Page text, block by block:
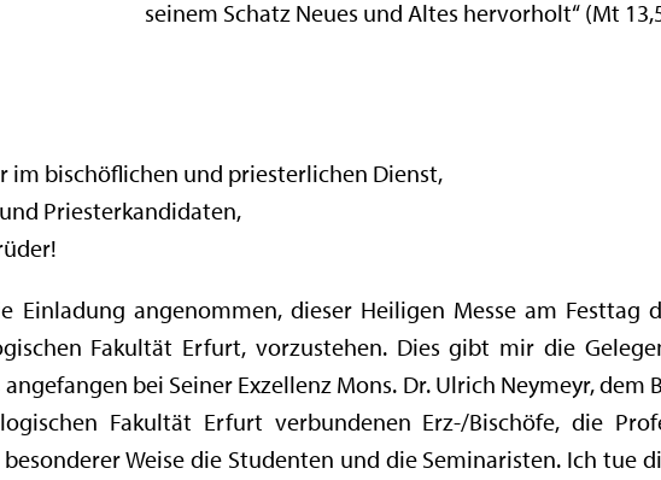
seinem Schatz Neues und Altes hervorholt“ (Mt
im bischöflichen und priesterlichen Dienst,
Priesterkandidaten,
Einladung angenommen, dieser Heiligen Messe am Festtag
Fakultät Erfurt, vorzustehen. Dies gibt mir die
bei Seiner Exzellenz Mons. Dr. Ulrich Neymeyr, dem
Fakultät Erfurt verbundenen Erz-/Bischöfe, die
Weise die Studenten und die Seminaristen. Ich tue